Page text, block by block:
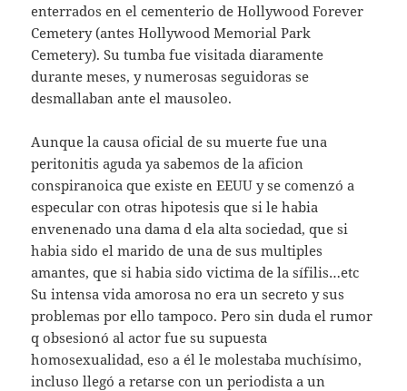
enterrados en el cementerio de Hollywood Forever
Cemetery (antes Hollywood Memorial Park
Cemetery). Su tumba fue visitada diaramente
durante meses, y numerosas seguidoras se
desmallaban ante el mausoleo.
Aunque la causa oficial de su muerte fue una
peritonitis aguda ya sabemos de la aficion
conspiranoica que existe en EEUU y se comenzó a
especular con otras hipotesis que si le habia
envenenado una dama d ela alta sociedad, que si
habia sido el marido de una de sus multiples
amantes, que si habia sido victima de la sífilis…etc
Su intensa vida amorosa no era un secreto y sus
problemas por ello tampoco. Pero sin duda el rumor
q obsesionó al actor fue su supuesta
homosexualidad, eso a él le molestaba muchísimo,
incluso llegó a retarse con un periodista a un